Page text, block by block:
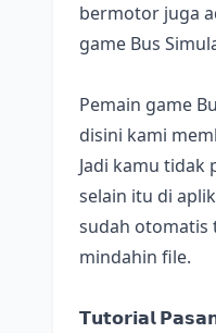
bermotor juga
game Bus
Pemain game
disini kami
Jadi kamu
selain itu di
sudah otomatis
mindahin file.
𝗧𝘂𝘁𝗼𝗿𝗶𝗮𝗹